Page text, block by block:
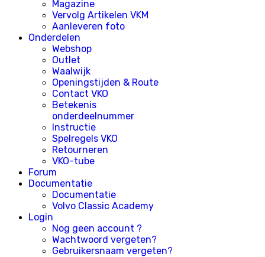
Magazine
Vervolg Artikelen VKM
Aanleveren foto
Onderdelen
Webshop
Outlet
Waalwijk
Openingstijden & Route
Contact VKO
Betekenis
onderdeelnummer
Instructie
Spelregels VKO
Retourneren
VKO-tube
Forum
Documentatie
Documentatie
Volvo Classic Academy
Login
Nog geen account ?
Wachtwoord vergeten?
Gebruikersnaam vergeten?